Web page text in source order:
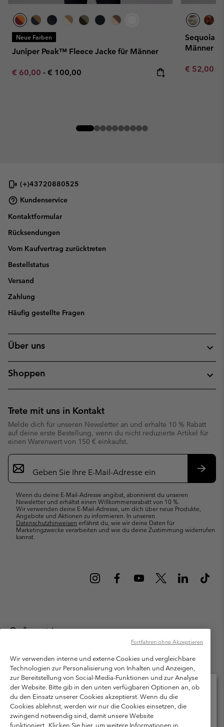
Neue Farben
Juniper Peak™ Fleece Jacke für Männer
Minimum sale price:
€ 60,00 - Maximum price:
€ 100,00
Sequoia
Männer
Sale price:
€ 52,00€
(+)43720880525
Kundenservice
Kontaktformular
Rücksendungen
Vom Kaufvertrag zurücktreten
Bestellstatus
Versand
Zahlung
Häufig gestellte Fragen
Über uns
Shoppen
Trete mit uns in Kontakt
Melde dich für unseren Newsletter an und erhalte 10 % Rabatt
auf deine erste Bestellung, wenn du nicht reduzierte Artikel für
einen Warenwert von 150 € einkaufst.
Newsletter-
Anmeldung
Wenn du deine E-Mail-Adresse angibst, abonnierst du unseren
Newsletter und erhältst einen Willkommensrabatt von 10 %.
Wir verwenden deine E-Mail-Adresse, um dich über neue Produkte,
Angebote und Aktionen zu informieren. In unseren
Datenschutzhinweisen erfährst du, wie wir deine Daten für
Marketingzwecke verarbeiten und wie du deine Zustimmung widerrufen
kannst.
Österreich
Columbia Sportswear Austria GmbH. Moosfeldstraße 1, 5101
Bergheim, Salzburg Österreich. Alle Rechte vorbehalten.
Nutzungsbedingungen
Allgemeine Verkaufsbedingungen
Garantie
Datenschutzerklärung
Bestimmungen und Bedingungen des Mitglieder Programms
Nutzungsbedingungen Für Nutzergenerierte Inhalte
Wir verwenden interne und externe Cookies und vergleichbare
Technologien zur Personalisierung von Inhalten und Anzeigen,
zur Bereitstellung von Social-Media-Funktionen und zur Analyse
der Website. Bitte gib in den unten verfügbaren Optionen an, ob
du den Einsatz unserer Cookies akzeptierst. Wenn du die
Cookies ablehnst, werden wir nur die Cookies einsetzen, die
zwingend notwendig sind, damit unsere Website
funktioniert. Klicken Sie hier, um weitere Informationen in
Fortfahren ohne Akzeptieren
Bitte wählen Sie Ihr Lieferland und Ihre Sprache
Online-Einkauf verfügbar